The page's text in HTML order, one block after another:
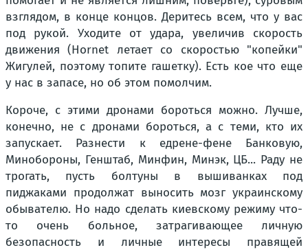
взглядом, в конце концов. Деритесь всем, что у вас
под рукой. Уходите от удара, увеличив скорость
движения (Hornet летает со скоростью "копейки"
Жигулей, поэтому топите гашетку). Есть кое что еще
у нас в запасе, но об этом помолчим.
Короче, с этими дронами бороться можно. Лучше,
конечно, не с дронами бороться, а с теми, кто их
запускает. Разнести к едрене-фене Банковую,
Минобороны, Генштаб, Минфин, Минэк, ЦБ... Раду не
трогать, пусть болтуны в вышиванках под
пиджаками продолжат выносить мозг украинскому
обывателю. Но надо сделать киевскому режиму что-
то очень больное, затрагивающее личную
безопасность и личные интересы правящей